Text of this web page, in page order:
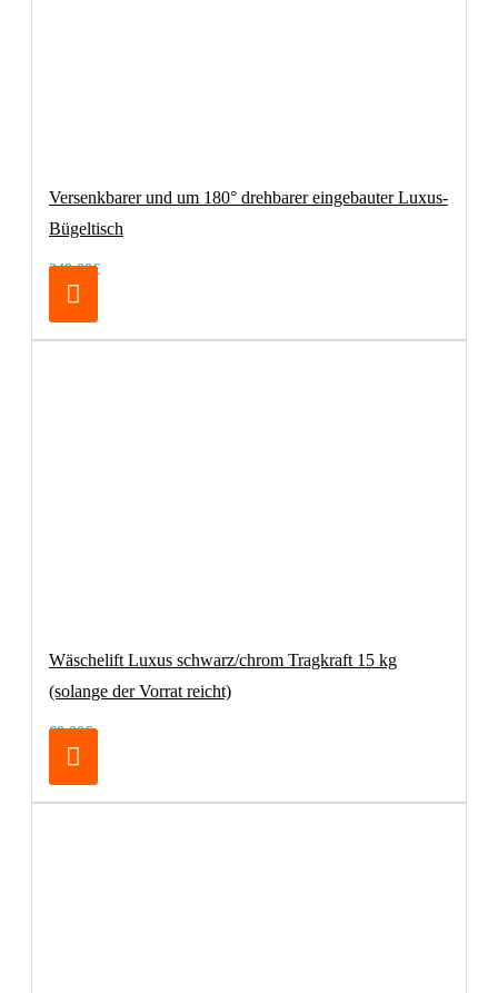
Versenkbarer und um 180° drehbarer eingebauter Luxus-
Bügeltisch
249,00€
Wäschelift Luxus schwarz/chrom Tragkraft 15 kg
(solange der Vorrat reicht)
69,00€